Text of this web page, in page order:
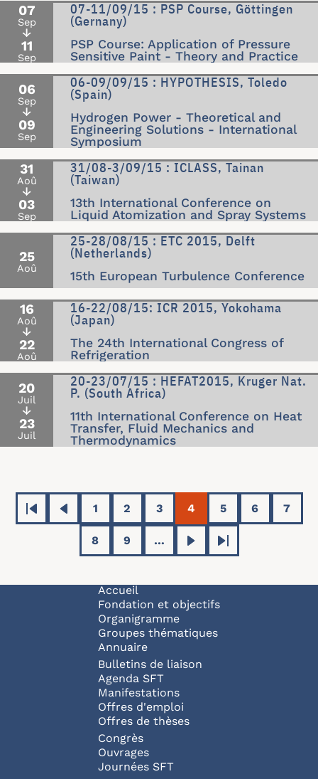
07
Sep
↓
11
Sep
07-11/09/15 : PSP Course, Göttingen
(Gernany)
PSP Course: Application of Pressure
Sensitive Paint - Theory and Practice
06
Sep
↓
09
Sep
06-09/09/15 : HYPOTHESIS, Toledo
(Spain)
Hydrogen Power - Theoretical and
Engineering Solutions - International
Symposium
31
Aoû
↓
03
Sep
31/08-3/09/15 : ICLASS, Tainan
(Taiwan)
13th International Conference on
Liquid Atomization and Spray Systems
25
Aoû
25-28/08/15 : ETC 2015, Delft
(Netherlands)
15th European Turbulence Conference
16
Aoû
↓
22
Aoû
16-22/08/15: ICR 2015, Yokohama
(Japan)
The 24th International Congress of
Refrigeration
20
Juil
↓
23
Juil
20-23/07/15 : HEFAT2015, Kruger Nat.
P. (South Africa)
11th International Conference on Heat
Transfer, Fluid Mechanics and
Thermodynamics
Pagination
Première page
Page précédente
Page
1 Page
2 Page
3 Page courante
4 Page
5 Page
6 Page
7
Page
8 Page
9 … Page suivante
Dernière page
Navigation principale
Accueil
Fondation et objectifs
Organigramme
Groupes thématiques
Annuaire
Bulletins de liaison
Agenda SFT
Manifestations
Offres d'emploi
Offres de thèses
Congrès
Ouvrages
Journées SFT